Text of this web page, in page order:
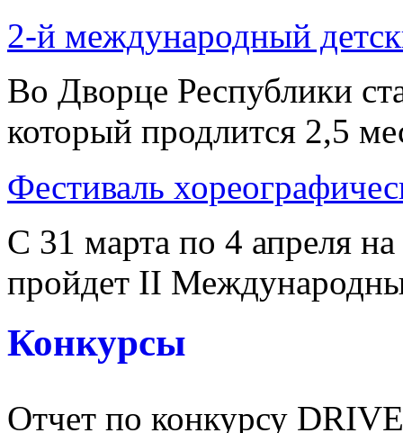
2-й международный
Во Дворце Республики
который продлится 2,5
Фестиваль
С 31 марта по 4 апреля
пройдет II
Конкурсы
Отчет по конкурсу